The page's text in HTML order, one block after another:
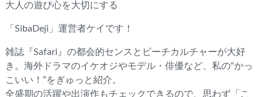
大人の遊び心を大切にする
「SibaDeji」運営者ケイです！
雑誌『Safari』の都会的センスとビーチカルチャーが大好
き。海外ドラマのイケオジやモデル・俳優など、私の“かっ
こいい！”をぎゅっと紹介。
全盛期の活躍や出演作もチェックできるので、思わず「こ